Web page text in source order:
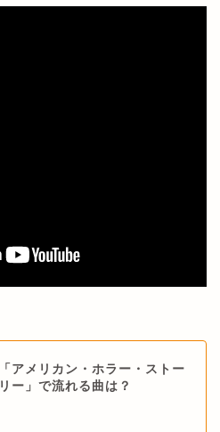
「アメリカン・ホラー・ストー
リー」で流れる曲は？